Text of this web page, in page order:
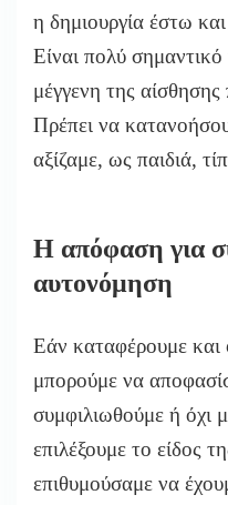
η δημιουργία έστω
Είναι πολύ
μέγγενη της αίσθησης
Πρέπει να
αξίζαμε, ως παιδιά,
Η απόφαση για
αυτονόμηση
Εάν καταφέρουμε
μπορούμε να
συμφιλιωθούμε ή όχι
επιλέξουμε το είδος
επιθυμούσαμε να